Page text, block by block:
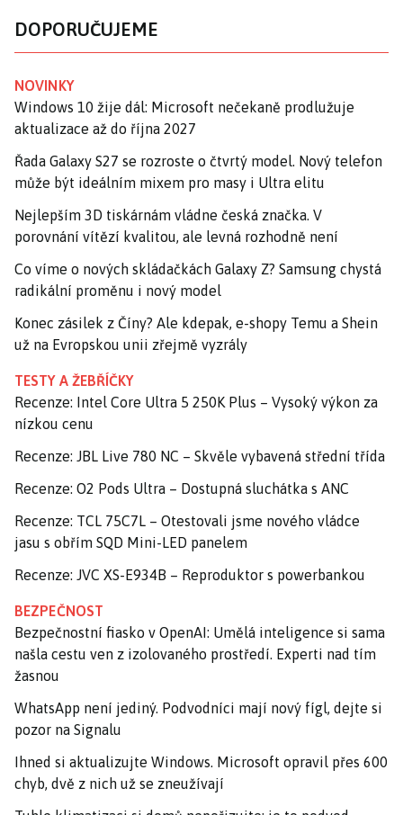
DOPORUČUJEME
NOVINKY
Windows 10 žije dál: Microsoft nečekaně prodlužuje
aktualizace až do října 2027
Řada Galaxy S27 se rozroste o čtvrtý model. Nový telefon
může být ideálním mixem pro masy i Ultra elitu
Nejlepším 3D tiskárnám vládne česká značka. V
porovnání vítězí kvalitou, ale levná rozhodně není
Co víme o nových skládačkách Galaxy Z? Samsung chystá
radikální proměnu i nový model
Konec zásilek z Číny? Ale kdepak, e-shopy Temu a Shein
už na Evropskou unii zřejmě vyzrály
TESTY A ŽEBŘÍČKY
Recenze: Intel Core Ultra 5 250K Plus – Vysoký výkon za
nízkou cenu
Recenze: JBL Live 780 NC – Skvěle vybavená střední třída
Recenze: O2 Pods Ultra – Dostupná sluchátka s ANC
Recenze: TCL 75C7L – Otestovali jsme nového vládce
jasu s obřím SQD Mini-LED panelem
Recenze: JVC XS-E934B – Reproduktor s powerbankou
BEZPEČNOST
Bezpečnostní fiasko v OpenAI: Umělá inteligence si sama
našla cestu ven z izolovaného prostředí. Experti nad tím
žasnou
WhatsApp není jediný. Podvodníci mají nový fígl, dejte si
pozor na Signalu
Ihned si aktualizujte Windows. Microsoft opravil přes 600
chyb, dvě z nich už se zneužívají